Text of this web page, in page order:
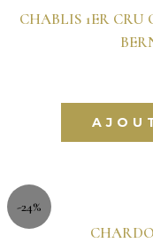
CHABLIS 1ER CRU
-24%